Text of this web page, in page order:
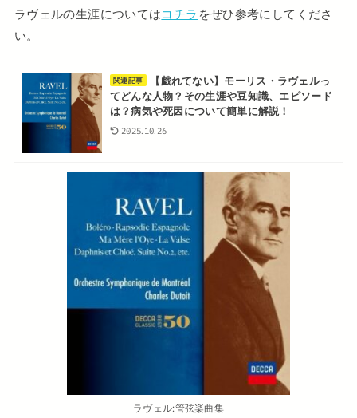
ラヴェルの生涯についてはコチラ をぜひ参考にしてくださ
い。
関連記事
【戯れてない】モーリス・ラヴェルっ
てどんな人物？その生涯や豆知識、エピソード
は？病気や死因について簡単に解説！
2025.10.26
ラヴェル:管弦楽曲集